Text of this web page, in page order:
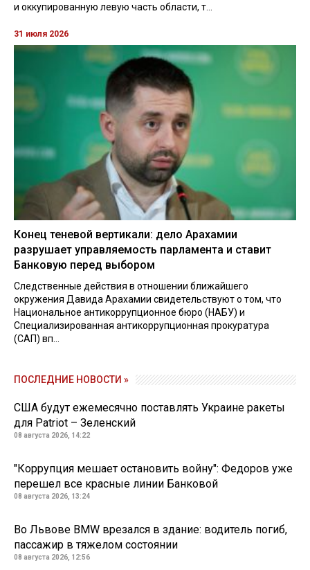
и оккупированную левую часть области, т...
31 июля 2026
Конец теневой вертикали: дело Арахамии
разрушает управляемость парламента и ставит
Банковую перед выбором
Следственные действия в отношении ближайшего
окружения Давида Арахамии свидетельствуют о том, что
Национальное антикоррупционное бюро (НАБУ) и
Специализированная антикоррупционная прокуратура
(САП) вп...
ПОСЛЕДНИЕ НОВОСТИ »
США будут ежемесячно поставлять Украине ракеты
для Patriot – Зеленский
08 августа 2026, 14:22
"Коррупция мешает остановить войну": Федоров уже
перешел все красные линии Банковой
08 августа 2026, 13:24
Во Львове BMW врезался в здание: водитель погиб,
пассажир в тяжелом состоянии
08 августа 2026, 12:56